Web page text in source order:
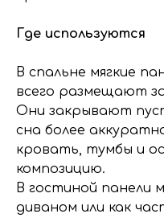
Где используются
В спальне мягкие
всего размещают
Они закрывают
сна более
кровать, тумбы и
композицию.
В гостиной панели
диваном или как